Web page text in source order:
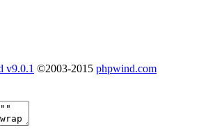
v9.0.1 ©2003-2015 phpwind.com